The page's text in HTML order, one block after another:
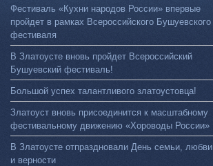
Фестиваль «Кухни народов России» впервые
пройдет в рамках Всероссийского Бушуевского
фестиваля
В Златоусте вновь пройдет Всероссийский
Бушуевский фестиваль!
Большой успех талантливого златоустовца!
Златоуст вновь присоединится к масштабному
фестивальному движению «Хороводы России»
В Златоусте отпраздновали День семьи, любви
и верности